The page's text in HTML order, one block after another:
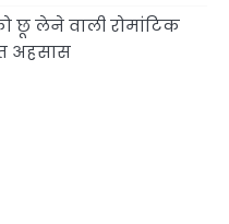
छू लेने वाली रोमांटिक
अहसास